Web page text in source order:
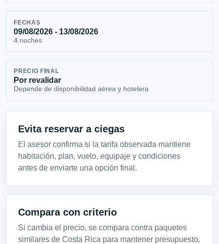
FECHAS
09/08/2026 - 13/08/2026
4 noches
PRECIO FINAL
Por revalidar
Depende de disponibilidad aérea y hotelera
Evita reservar a ciegas
El asesor confirma si la tarifa observada mantiene
habitación, plan, vuelo, equipaje y condiciones
antes de enviarte una opción final.
Compara con criterio
Si cambia el precio, se compara contra paquetes
similares de Costa Rica para mantener presupuesto,